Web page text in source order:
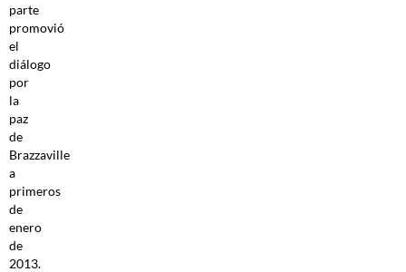
parte
promovió
el
diálogo
por
la
paz
de
Brazzaville
a
primeros
de
enero
de
2013.